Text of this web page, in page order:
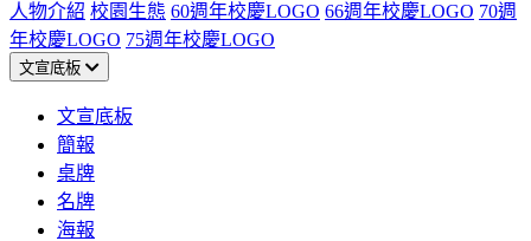
人物介紹 校園生態 60週年校慶LOGO 66週年校慶LOGO 70週
年校慶LOGO 75週年校慶LOGO
文宣底板
文宣底板
簡報
桌牌
名牌
海報